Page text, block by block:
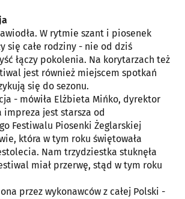
W rytmie szant i piosenek
się całe rodziny - nie od dziś
łączy pokolenia. Na korytarzach też
jest również miejscem spotkań
się do sezonu.
- mówiła Elżbieta Mińko, dyrektor
impreza jest starsza od
Festiwalu Piosenki Żeglarskiej
która w tym roku świętowała
Nam trzydziestka stuknęła
miał przerwę, stąd w tym roku
przez wykonawców z całej Polski -